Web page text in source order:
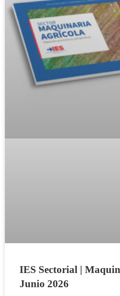
IES Sectorial |
Junio 2026